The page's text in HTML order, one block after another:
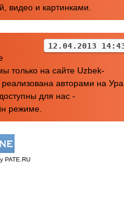
видео и картинками.
12.04.2013
только на сайте Uzbek-
авторами на
для нас -
режиме.
PATE.RU